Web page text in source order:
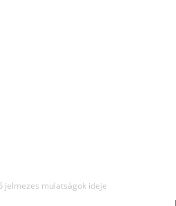
jelmezes mulatságok ideje